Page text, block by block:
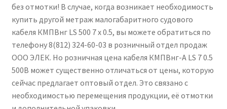
без отмотки! В случае, когда возникает необходимость
купить другой метраж малогабаритного судового
кабеля КМПВнг LS 500 7 х 0.5, вы можете обратиться по
телефону 8(812) 324-60-03 в розничный отдел продаж
ООО ЭЛЕК. Но розничная цена кабеля КМПВнг-А LS 7 0.5
500В может существенно отличаться от цены, которую
сейчас предлагает оптовый отдел. Это связано с
необходимостью перемещения продукции, её отмотки